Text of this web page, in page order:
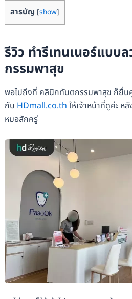
สารบัญ [show]
รีวิว ทำรีเทนเนอร์แบ
กรรมพาสุข
พอไปถึงที่ คลินิกทันตกรรมพาสุข ก็ยื่น
กับ HDmall.co.th ให้เจ้าหน้าที่ดูค่ะ
หมอสักครู่